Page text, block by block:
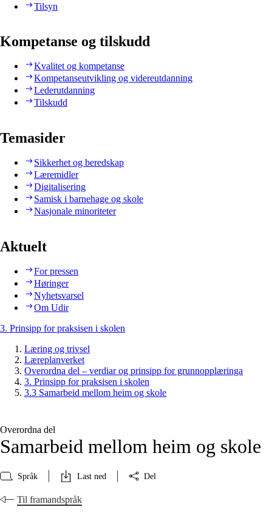
Tilsyn
Kompetanse og tilskudd
Kvalitet og kompetanse
Kompetanseutvikling og videreutdanning
Lederutdanning
Tilskudd
Temasider
Sikkerhet og beredskap
Læremidler
Digitalisering
Samisk i barnehage og skole
Nasjonale minoriteter
Aktuelt
For pressen
Høringer
Nyhetsvarsel
Om Udir
3. Prinsipp for praksisen i skolen
Læring og trivsel
Læreplanverket
Overordna del – verdiar og prinsipp for grunnopplæringa
3. Prinsipp for praksisen i skolen
3.3 Samarbeid mellom heim og skole
Overordna del
Samarbeid mellom heim og skole
Språk Last ned Del
Til framandspråk